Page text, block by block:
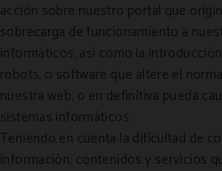
acción sobre nuestro portal que
sobrecarga de funcionamiento a
informáticos, así como la
robots, o software que altere el
nuestra web, o en definitiva pueda
sistemas informáticos.
Teniendo en cuenta la dificultad de
información, contenidos y servicios